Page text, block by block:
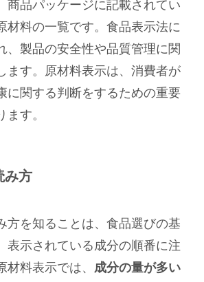
商品パッケージに記載されてい
材料の一覧です。食品表示法に
、製品の安全性や品質管理に関
ます。原材料表示は、消費者が
に関する判断をするための重要
す。
み方
方を知ることは、食品選びの基
表示されている成分の順番に注
材料表示では、 成分の量が多い